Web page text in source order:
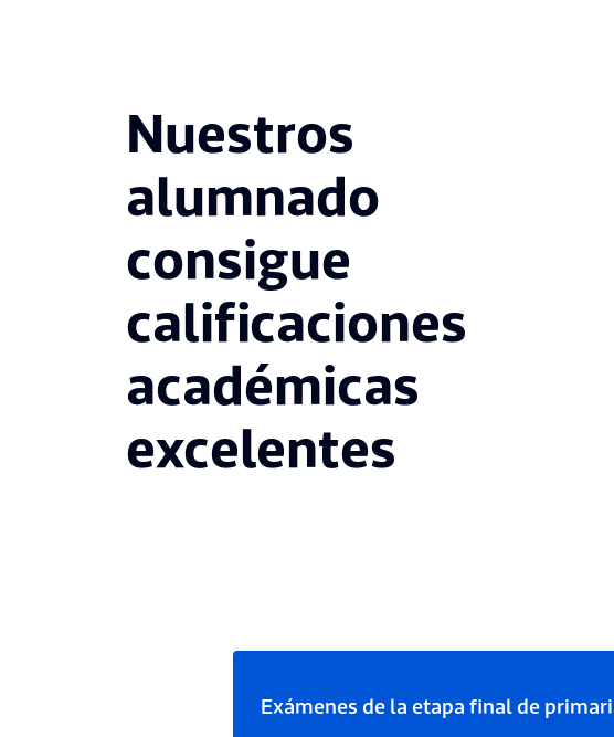
Nuestros
alumnado
consigue
calificaciones
académicas
excelentes
Exámenes de la etapa final de